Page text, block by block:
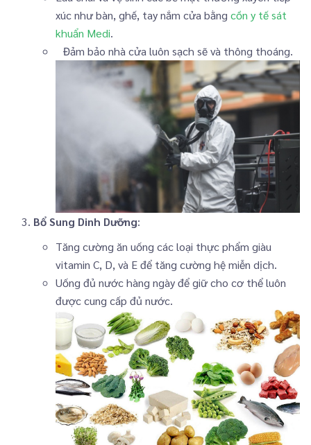
xúc như bàn, ghế, tay nắm cửa bằng cồn y tế sát
khuẩn Medi.
Đảm bảo nhà cửa luôn sạch sẽ và thông thoáng.
Bổ Sung Dinh Dưỡng:
Tăng cường ăn uống các loại thực phẩm giàu
vitamin C, D, và E để tăng cường hệ miễn dịch.
Uống đủ nước hàng ngày để giữ cho cơ thể luôn
được cung cấp đủ nước.